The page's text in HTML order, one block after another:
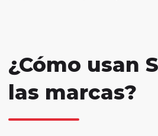
¿Cómo usan
las marcas?